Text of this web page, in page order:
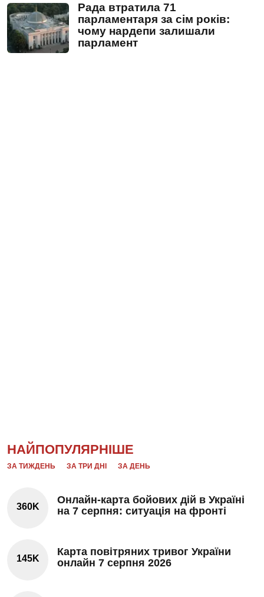
Рада втратила 71
парламентаря за сім років:
чому нардепи залишали
парламент
НАЙПОПУЛЯРНІШЕ
ЗА ТИЖДЕНЬ ЗА ТРИ ДНІ ЗА ДЕНЬ
360K
Онлайн-карта бойових дій в Україні
на 7 серпня: ситуація на фронті
145K
Карта повітряних тривог України
онлайн 7 серпня 2026